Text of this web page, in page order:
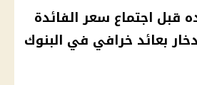
قبل اجتماع سعر الفائدة
بعائد خرافي في البنوك